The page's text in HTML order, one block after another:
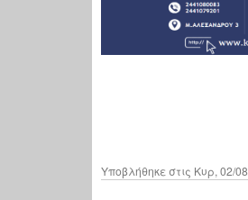
Υποβλήθηκε στις Κυρ, 02/